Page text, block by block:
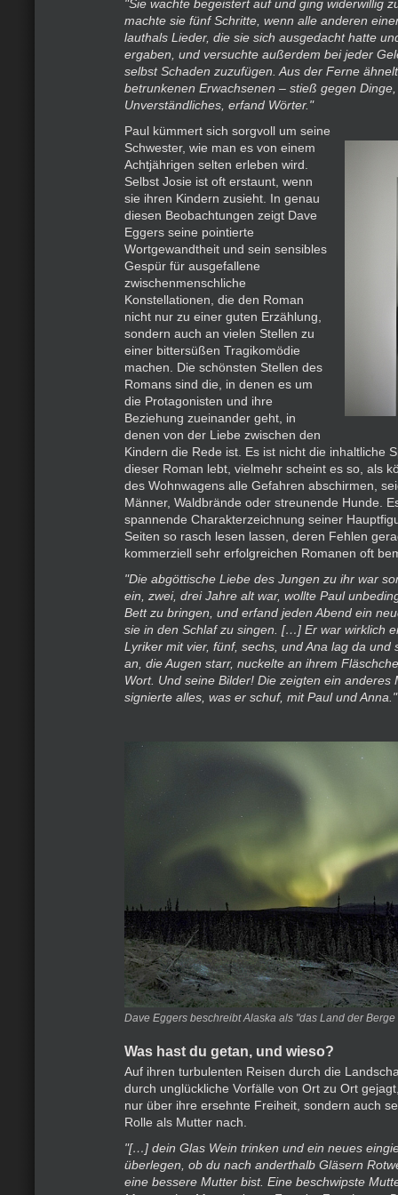
"Sie wachte begeistert auf und ging widerwillig
machte sie fünf Schritte, wenn alle anderen
lauthals Lieder, die sie sich ausgedacht hatte
ergaben, und versuchte außerdem bei jeder
selbst Schaden zuzufügen. Aus der Ferne
betrunkenen Erwachsenen – stieß gegen
Unverständliches, erfand Wörter."
Paul kümmert sich sorgvoll um seine
Schwester, wie man es von einem
Achtjährigen selten erleben wird.
Selbst Josie ist oft erstaunt, wenn
sie ihren Kindern zusieht. In genau
diesen Beobachtungen zeigt Dave
Eggers seine pointierte
Wortgewandtheit und sein sensibles
Gespür für ausgefallene
zwischenmenschliche
Konstellationen, die den Roman
nicht nur zu einer guten Erzählung,
sondern auch an vielen Stellen zu
einer bittersüßen Tragikomödie
machen. Die schönsten Stellen des
Romans sind die, in denen es um
die Protagonisten und ihre
Beziehung zueinander geht, in
denen von der Liebe zwischen den
Kindern die Rede ist. Es ist nicht die inhaltliche
dieser Roman lebt, vielmehr scheint es so, als
des Wohnwagens alle Gefahren abschirmen,
Männer, Waldbrände oder streunende Hunde.
spannende Charakterzeichnung seiner
Seiten so rasch lesen lassen, deren Fehlen
kommerziell sehr erfolgreichen Romanen oft
"Die abgöttische Liebe des Jungen zu ihr war
ein, zwei, drei Jahre alt war, wollte Paul
Bett zu bringen, und erfand jeden Abend ein
sie in den Schlaf zu singen. […] Er war wirklich
Lyriker mit vier, fünf, sechs, und Ana lag da und
an, die Augen starr, nuckelte an ihrem
Wort. Und seine Bilder! Die zeigten ein anderes
signierte alles, was er schuf, mit Paul und Anna."
Dave Eggers beschreibt Alaska als "das Land der
Was hast du getan, und wieso?
Auf ihren turbulenten Reisen durch die
durch unglückliche Vorfälle von Ort zu Ort
nur über ihre ersehnte Freiheit, sondern auch
Rolle als Mutter nach.
"[…] dein Glas Wein trinken und ein neues
überlegen, ob du nach anderthalb Gläsern
eine bessere Mutter bist. Eine beschwipste